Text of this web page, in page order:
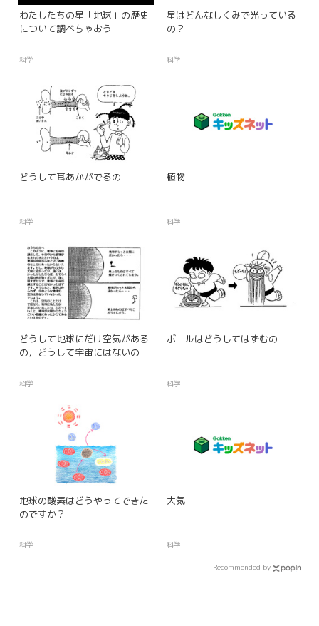
わたしたちの星「地球」の歴史
について調べちゃおう
科学
星はどんなしくみで光っている
の？
科学
どうして耳あかがでるの
科学
植物
科学
どうして地球にだけ空気がある
の，どうして宇宙にはないの
科学
ボールはどうしてはずむの
科学
地球の酸素はどうやってできた
のですか？
科学
大気
科学
Recommended by